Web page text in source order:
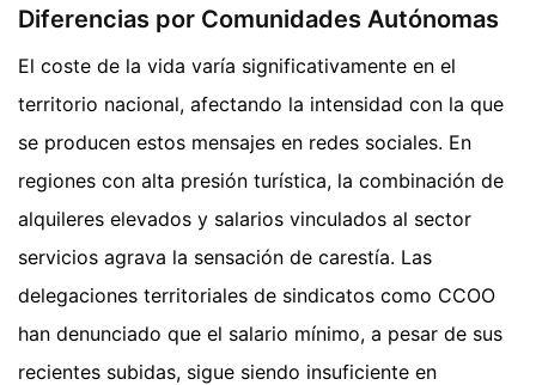
Diferencias por Comunidades Autónomas
El coste de la vida varía significativamente en el
territorio nacional, afectando la intensidad con la que
se producen estos mensajes en redes sociales. En
regiones con alta presión turística, la combinación de
alquileres elevados y salarios vinculados al sector
servicios agrava la sensación de carestía. Las
delegaciones territoriales de sindicatos como CCOO
han denunciado que el salario mínimo, a pesar de sus
recientes subidas, sigue siendo insuficiente en